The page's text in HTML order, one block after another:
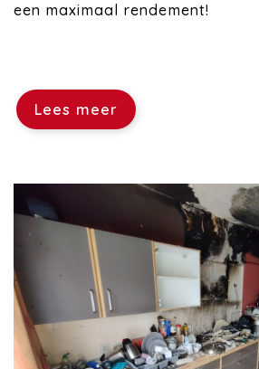
een maximaal rendement!
Lees meer